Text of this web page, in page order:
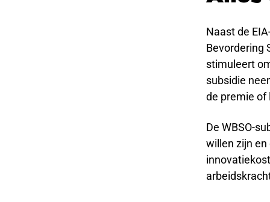
Naast de
Bevordering
stimuleert
subsidie
de premie of
De WBSO-
willen zijn